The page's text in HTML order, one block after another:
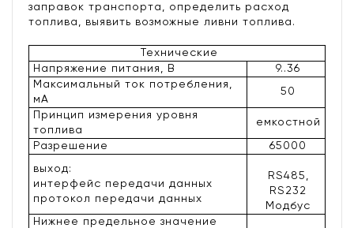
заправок транспорта, определить расход
топлива, выявить возможные ливни топлива.
Технические
Напряжение питания, В
9..36
Максимальный ток потребления,
мА
50
Принцип измерения уровня
топлива
емкостной
Разрешение 65000
выход:
интерфейс передачи данных
протокол передачи данных
RS485,
RS232
Модбус
Нижнее предельное значение